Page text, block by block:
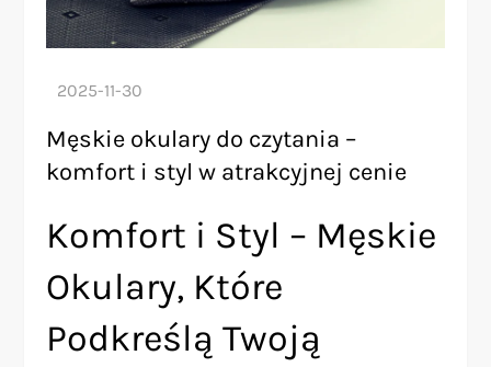
Męskie okulary do czytania –
komfort i styl w atrakcyjnej cenie
Komfort i Styl – Męskie
Okulary, Które
Podkreślą Twoją